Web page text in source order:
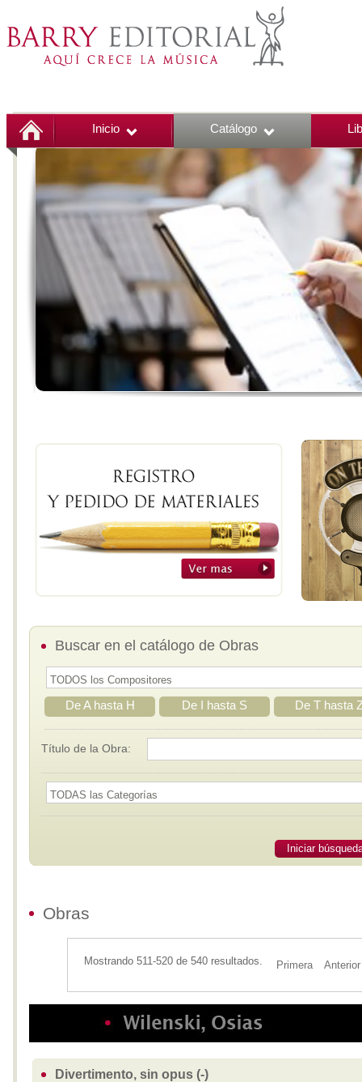
Inicio Catálogo
Buscar en el catálogo de Obras
De A hasta H De I hasta S De T hasta
Título de la Obra:
Iniciar
Obras
Mostrando 511-520 de 540 resultados. Primera Anterior
Divertimento, sin opus (-)